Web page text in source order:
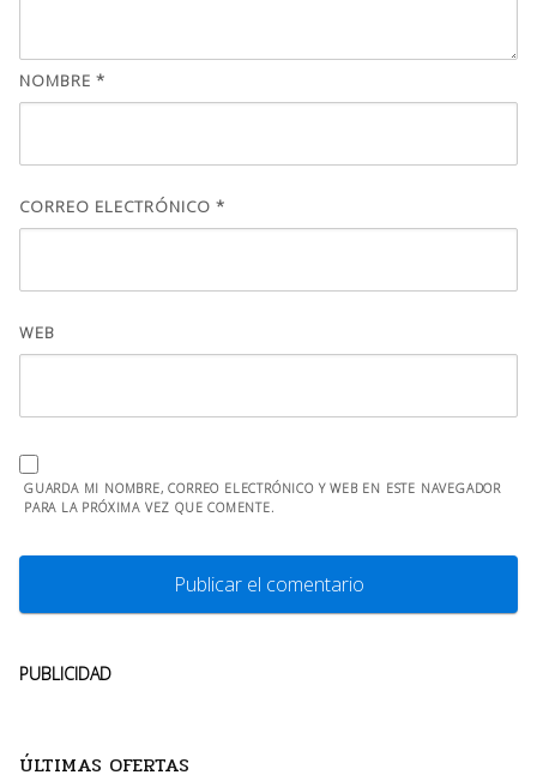
NOMBRE *
CORREO ELECTRÓNICO *
WEB
GUARDA MI NOMBRE, CORREO ELECTRÓNICO Y WEB EN ESTE NAVEGADOR
PARA LA PRÓXIMA VEZ QUE COMENTE.
PUBLICIDAD
ÚLTIMAS OFERTAS